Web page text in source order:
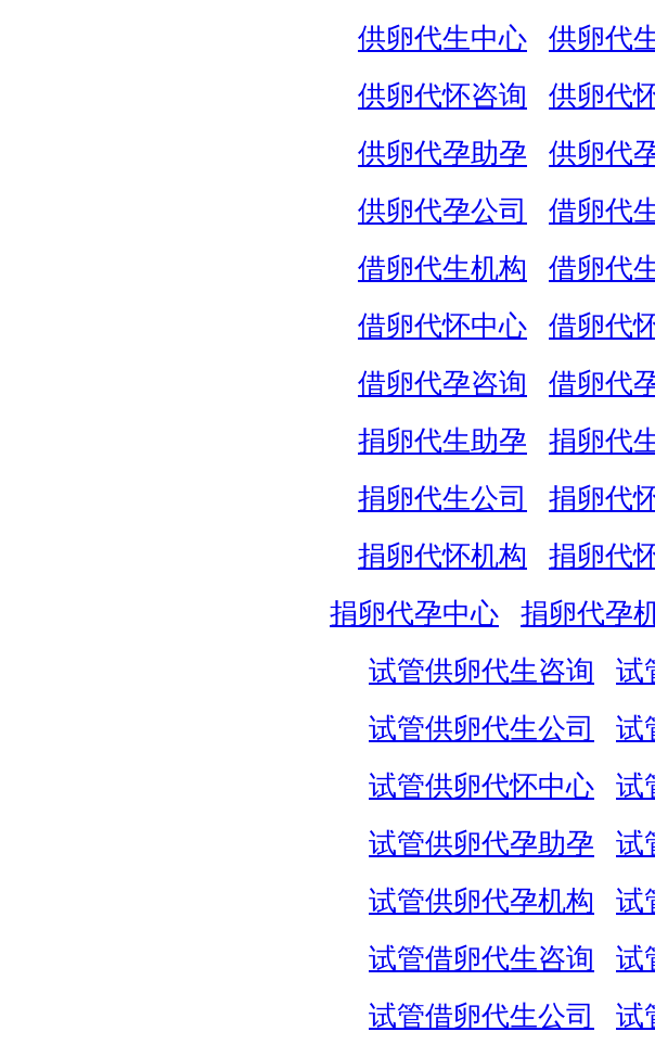
供卵代生中心
供卵代
供卵代怀咨询
供卵代
供卵代孕助孕
供卵代
供卵代孕公司
借卵代
借卵代生机构
借卵代
借卵代怀中心
借卵代
借卵代孕咨询
借卵代
捐卵代生助孕
捐卵代
捐卵代生公司
捐卵代
捐卵代怀机构
捐卵代
捐卵代孕中心
捐卵代孕
试管供卵代生咨询
试
试管供卵代生公司
试
试管供卵代怀中心
试
试管供卵代孕助孕
试
试管供卵代孕机构
试
试管借卵代生咨询
试
试管借卵代生公司
试